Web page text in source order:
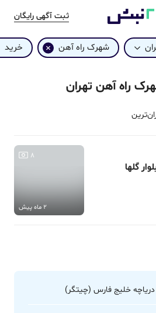
ثبت آگهی رایگان
شهرک راه آهن خرید
راه آهن تهران
8
2 ماه پیش
دریاچه خلیج فارس (چیتگر)